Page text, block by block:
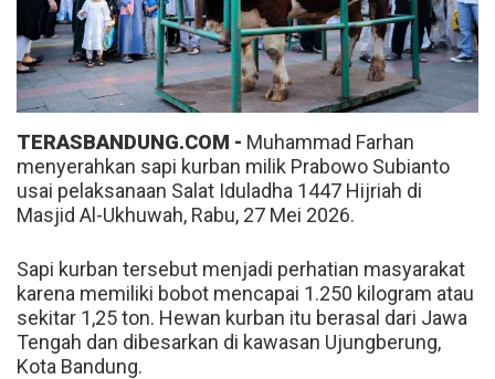
TERASBANDUNG.COM - Muhammad Farhan
menyerahkan sapi kurban milik Prabowo Subianto
usai pelaksanaan Salat Iduladha 1447 Hijriah di
Masjid Al-Ukhuwah, Rabu, 27 Mei 2026.
Sapi kurban tersebut menjadi perhatian masyarakat
karena memiliki bobot mencapai 1.250 kilogram atau
sekitar 1,25 ton. Hewan kurban itu berasal dari Jawa
Tengah dan dibesarkan di kawasan Ujungberung,
Kota Bandung.